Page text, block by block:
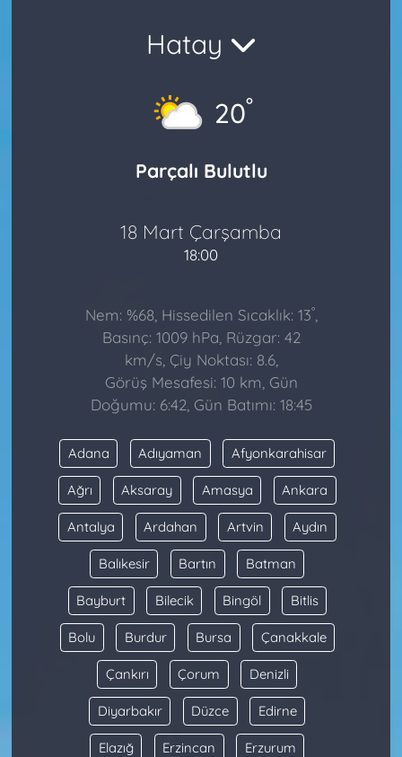
Hatay
20°
Parçalı Bulutlu
18 Mart Çarşamba
18:00
Nem: %68, Hissedilen Sıcaklık: 13°,
Basınç: 1009 hPa, Rüzgar: 42
km/s, Çiy Noktası: 8.6,
Görüş Mesafesi: 10 km, Gün
Doğumu: 6:42, Gün Batımı: 18:45
Adana Adıyaman Afyonkarahisar
Ağrı Aksaray Amasya Ankara
Antalya Ardahan Artvin Aydın
Balıkesir Bartın Batman
Bayburt Bilecik Bingöl Bitlis
Bolu Burdur Bursa Çanakkale
Çankırı Çorum Denizli
Diyarbakır Düzce Edirne
Elazığ Erzincan Erzurum